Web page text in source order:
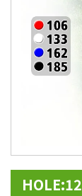
HOLE:12